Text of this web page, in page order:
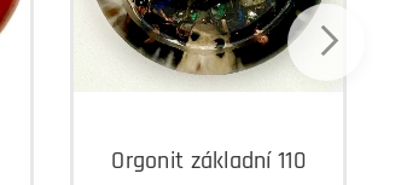
Orgonit základní 110